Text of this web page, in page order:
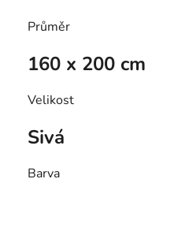
Průměr
160 x 200 cm
Velikost
Sivá
Barva